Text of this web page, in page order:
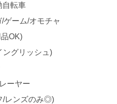
自転車
ゲーム/オモチャ
OK)
ングリッシュ)
ーヤー
/レンズのみ◎)